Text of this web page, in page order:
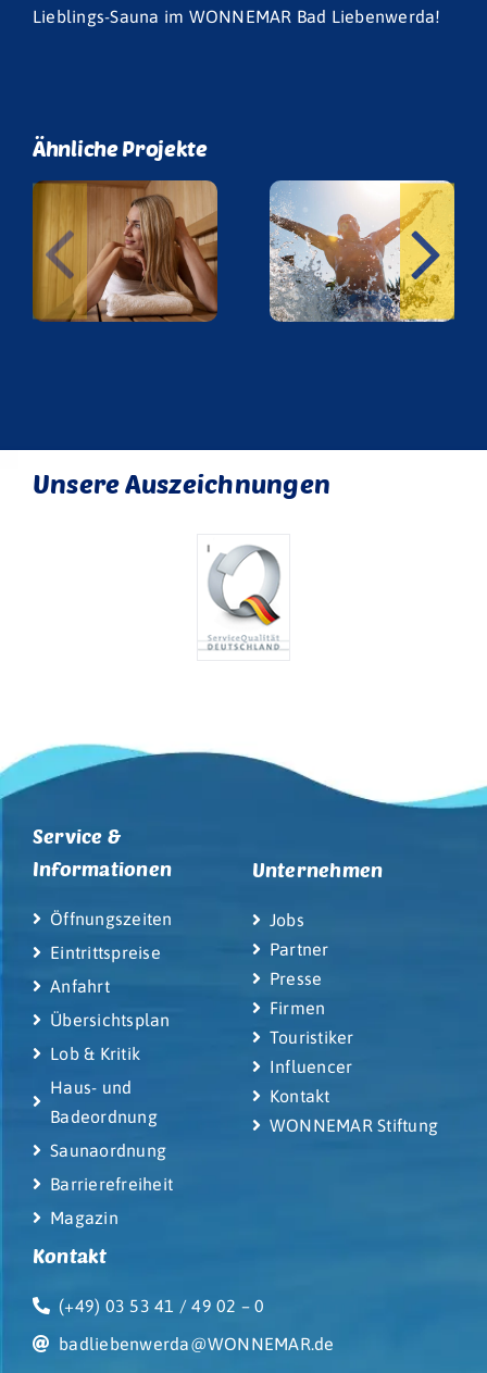
Lieblings-Sauna im WONNEMAR Bad Liebenwerda!
Ähnliche Projekte
Unsere Auszeichnungen
Service &
Informationen
Öffnungszeiten
Eintrittspreise
Anfahrt
Übersichtsplan
Lob & Kritik
Haus- und
Badeordnung
Saunaordnung
Barrierefreiheit
Magazin
Unternehmen
Jobs
Partner
Presse
Firmen
Touristiker
Influencer
Kontakt
WONNEMAR Stiftung
Kontakt
(+49) 03 53 41 / 49 02 – 0
badliebenwerda@WONNEMAR.de